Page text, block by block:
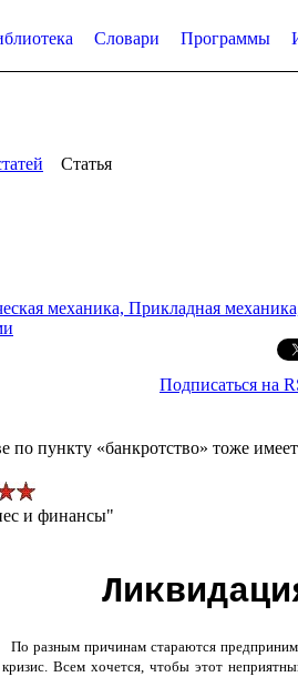
Словари Программы
Статья
механика, Прикладная
Подписаться на
пункту «банкротство» тоже
и финансы"
По разным причинам стараются
кризис. Всем хочется, чтобы этот